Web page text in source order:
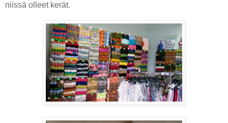
niissä olleet kerät.